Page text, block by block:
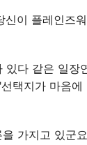
이 플레인즈
다 같은 일장
택지가 마음
가지고 있군